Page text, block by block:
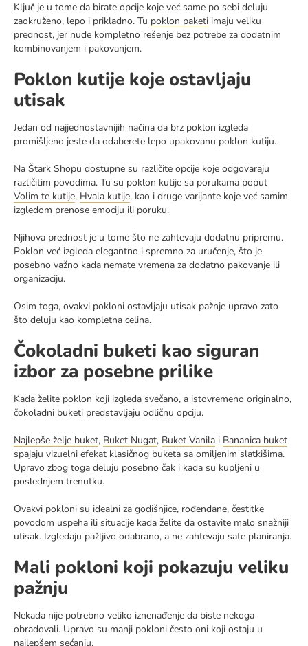
Ključ je u tome da birate opcije koje već same po sebi deluju
zaokruženo, lepo i prikladno. Tu poklon paketi imaju veliku
prednost, jer nude kompletno rešenje bez potrebe za dodatnim
kombinovanjem i pakovanjem.
Poklon kutije koje ostavljaju
utisak
Jedan od najjednostavnijih načina da brz poklon izgleda
promišljeno jeste da odaberete lepo upakovanu poklon kutiju.
Na Štark Shopu dostupne su različite opcije koje odgovaraju
različitim povodima. Tu su poklon kutije sa porukama poput
Volim te kutije, Hvala kutije, kao i druge varijante koje već samim
izgledom prenose emociju ili poruku.
Njihova prednost je u tome što ne zahtevaju dodatnu pripremu.
Poklon već izgleda elegantno i spremno za uručenje, što je
posebno važno kada nemate vremena za dodatno pakovanje ili
organizaciju.
Osim toga, ovakvi pokloni ostavljaju utisak pažnje upravo zato
što deluju kao kompletna celina.
Čokoladni buketi kao siguran
izbor za posebne prilike
Kada želite poklon koji izgleda svečano, a istovremeno originalno,
čokoladni buketi predstavljaju odličnu opciju.
Najlepše želje buket, Buket Nugat, Buket Vanila i Bananica buket
spajaju vizuelni efekat klasičnog buketa sa omiljenim slatkišima.
Upravo zbog toga deluju posebno čak i kada su kupljeni u
poslednjem trenutku.
Ovakvi pokloni su idealni za godišnjice, rođendane, čestitke
povodom uspeha ili situacije kada želite da ostavite malo snažniji
utisak. Izgledaju pažljivo odabrano, a ne zahtevaju sate planiranja.
Mali pokloni koji pokazuju veliku
pažnju
Nekada nije potrebno veliko iznenađenje da biste nekoga
obradovali. Upravo su manji pokloni često oni koji ostaju u
najlepšem sećanju.